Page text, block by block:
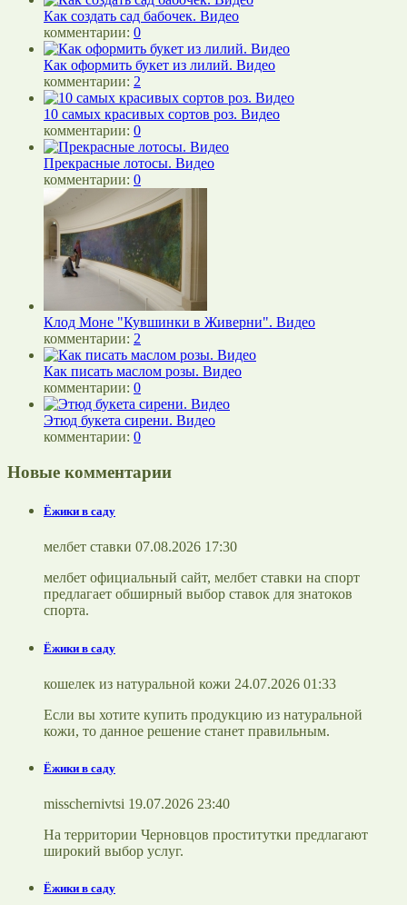
Как создать сад бабочек. Видео
комментарии: 0
Как оформить букет из лилий. Видео
комментарии: 2
10 самых красивых сортов роз. Видео
комментарии: 0
Прекрасные лотосы. Видео
комментарии: 0
Клод Моне "Кувшинки в Живерни". Видео
комментарии: 2
Как писать маслом розы. Видео
комментарии: 0
Этюд букета сирени. Видео
комментарии: 0
Новые комментарии
Ёжики в саду
мелбет ставки 07.08.2026 17:30
мелбет официальный сайт, мелбет ставки на спорт
предлагает обширный выбор ставок для знатоков
спорта.
Ёжики в саду
кошелек из натуральной кожи 24.07.2026 01:33
Если вы хотите купить продукцию из натуральной
кожи, то данное решение станет правильным.
Ёжики в саду
misschernivtsi 19.07.2026 23:40
На территории Черновцов проститутки предлагают
широкий выбор услуг.
Ёжики в саду